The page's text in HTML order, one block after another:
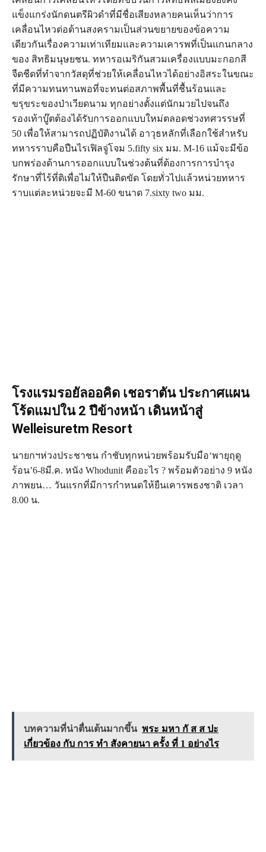
แข็งแกร่งนักดนตรีผิวดำที่มีชื่อเสียงหลายคนเห็นว่าการ
เคลื่อนไหวต่อต้านสงครามเป็นส่วนขยายของข้อความ
เดียวกันเรื่องความเท่าเทียมและความเคารพที่เป็นแกนกลาง
ของ สิทธิมนุษยชน. ทหารอเมริกันสวมเครื่องแบบมะกอกสี
จืดชืดที่ทำจากวัสดุที่ช่วยให้เคลื่อนไหวได้อย่างอิสระในขณะ
ที่มีความทนทานพอที่จะทนต่อสภาพพื้นที่ชื้นร้อนและ
ขรุขระของป่าเวียดนาม ทุกอย่างตั้งแต่นักมวยไปจนถึง
รองเท้าบู๊ตต้องได้รับการออกแบบใหม่ตลอดช่วงทศวรรษที่
50 เพื่อให้สามารถปฏิบัติงานได้ อาวุธหลักที่เลือกใช้สำหรับ
ทหารราบคือปืนไรเฟิลจู่โจม 5.fifty six มม. M-16 แม้จะมีข้อ
บกพร่องด้านการออกแบบในช่วงต้นที่ต้องการการบำรุง
รักษาที่ไร้ที่ติเพื่อไม่ให้ปืนติดขัด โดยทั่วไปแล้วหน่วยทหาร
ราบแต่ละหน่วยจะมี M-60 ขนาด 7.sixty two มม.
โรงแรมรอยัลออคิด เชอราตัน ประกาศแผน
โร้ดแมปใน 2 ปีข้างหน้า เดินหน้าสู่
Welleisuretm Resort
นายกฯห่วงประชาชน กำชับทุกหน่วยพร้อมรับมือ‘พายุฤดู
ร้อน’6-8มี.ค. หนัง Whodunit คืออะไร ? พร้อมตัวอย่าง 9 หนัง
ภาพยน… วันแรกที่มีการกำหนดให้ยืนเคารพธงชาติ เวลา
8.00 น.
บทความที่น่าตื่นเต้นมากขึ้น พระ มหา กั ส ส ปะ
เกี่ยวข้อง กับ การ ทำ สังคายนา ครั้ง ที่ 1 อย่างไร